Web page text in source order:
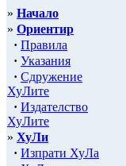
» Начало
» Ориентир
· Правила
· Указания
· Сдружение
ХуЛите
· Издателство
ХуЛите
» ХуЛи
· Изпрати ХуЛа